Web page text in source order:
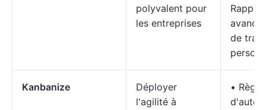
polyvalent pour
les entreprises
de
Kanbanize
Déployer
l'agilité à
•